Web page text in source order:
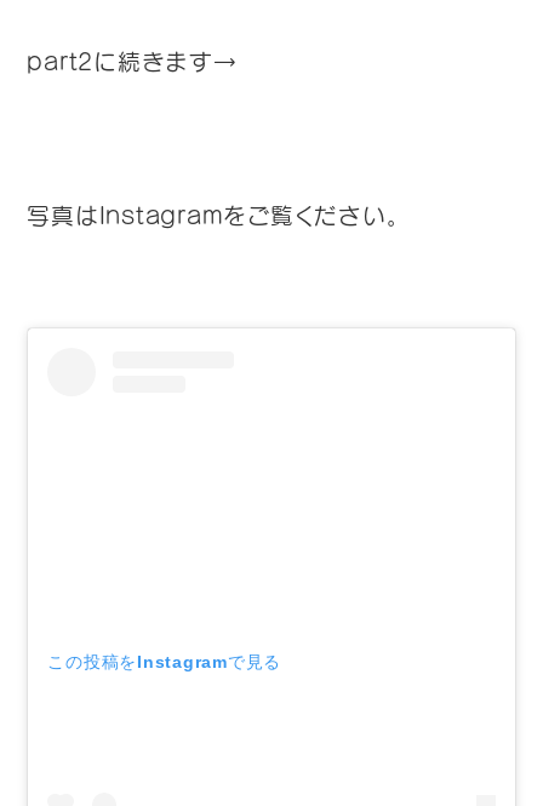
part2に続きます→
写真はInstagramをご覧ください。
この投稿をInstagramで見る